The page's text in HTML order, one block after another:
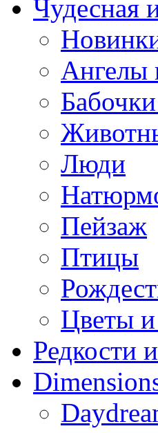
Чудесная
Ангелы
Люди
Пейзаж
Птицы
Цветы
Редкости